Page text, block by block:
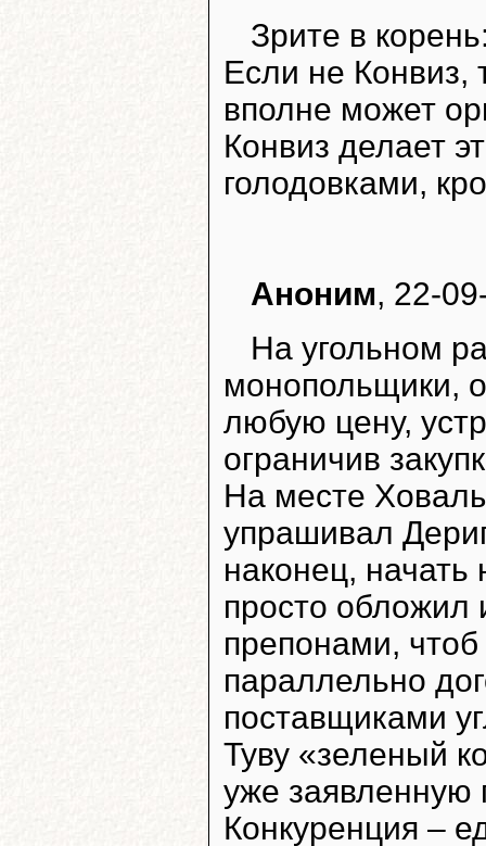
Зрите в
Если не Конвиз,
вполне может
Конвиз делает
голодовками,
Аноним, 22-
На угольном
монопольщики,
любую цену,
ограничив
На месте
упрашивал
наконец, начать
просто
препонами,
параллельно
поставщиками
Туву «зеленый
уже заявленную
Конкуренция –